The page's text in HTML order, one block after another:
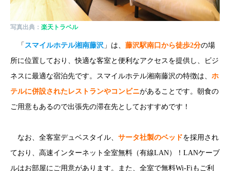
写真出典： 楽天トラベル
「 スマイルホテル湘南藤沢 」は、 藤沢駅南口から徒歩2分の場
所に位置しており、快適な客室と便利なアクセスを提供し、ビジ
ネスに最適な宿泊先です。スマイルホテル湘南藤沢の特徴は、 ホ
テルに併設されたレストランやコンビニがあることです。朝食の
ご用意もあるので出張先の滞在先としておすすめです！
なお、全客室デュベスタイル、 サータ社製のベッドを採用され
ており、高速インターネット全室無料（有線LAN）！LANケーブ
ルはお部屋にご用意があります。また、全室で無料Wi-Fiもご利